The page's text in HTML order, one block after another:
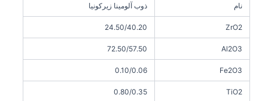
نام ذوب آلومینا زیرکونیا
ZrO2
24.50/40.20
Al2O3
72.50/57.50
Fe2O3
0.10/0.06
TiO2
0.80/0.35